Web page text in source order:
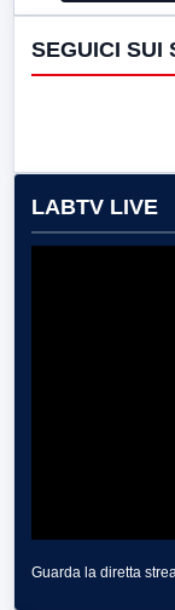
SEGUICI SUI
LABTV LIVE
Guarda la diretta